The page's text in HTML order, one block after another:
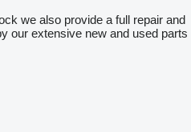
we also provide a full repair and
our extensive new and used parts